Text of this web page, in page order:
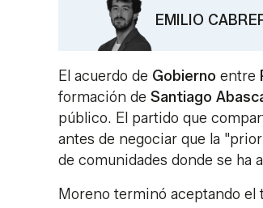
EMILIO
El acuerdo de Gobierno entre
formación de Santiago
público. El partido que
antes de negociar que la
de comunidades donde se ha
Moreno terminó aceptando